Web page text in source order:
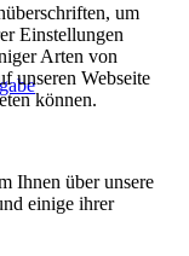
um
Einstellungen
Arten von
unseren Webseite
können.
Ihnen über unsere
einige ihrer